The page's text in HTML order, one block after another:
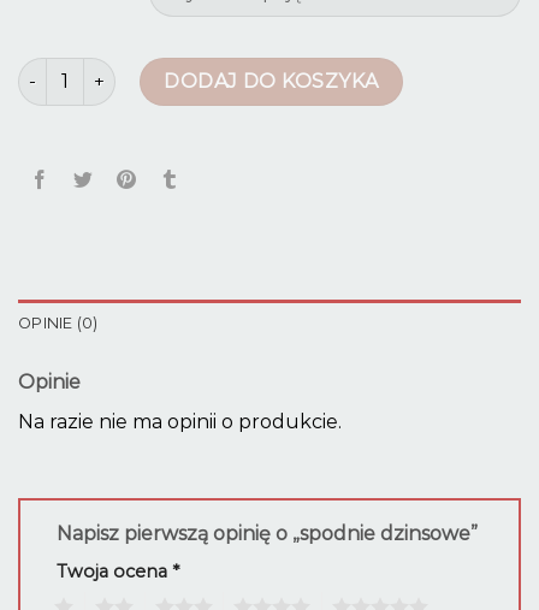
ilość spodnie dzinsoweDODAJ DO KOSZYKA
OPINIE (0)
Opinie
Na razie nie ma opinii o produkcie.
Napisz pierwszą opinię o „spodnie dzinsowe”
Twoja ocena *